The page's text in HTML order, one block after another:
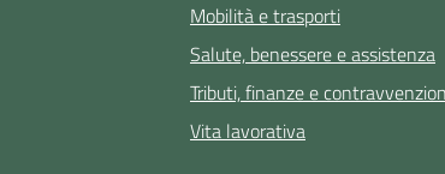
Mobilità e trasporti
Salute, benessere e assistenza
Tributi, finanze e
Vita lavorativa